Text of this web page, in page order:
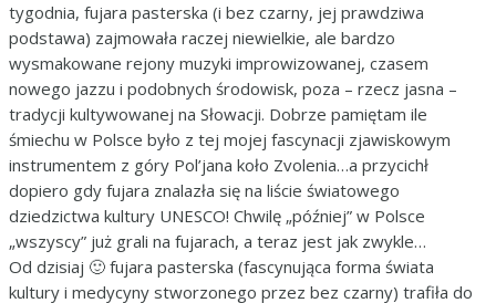
tygodnia, fujara pasterska (i bez czarny, jej prawdziwa
podstawa) zajmowała raczej niewielkie, ale bardzo
wysmakowane rejony muzyki improwizowanej, czasem
nowego jazzu i podobnych środowisk, poza – rzecz jasna –
tradycji kultywowanej na Słowacji. Dobrze pamiętam ile
śmiechu w Polsce było z tej mojej fascynacji zjawiskowym
instrumentem z góry Pol’jana koło Zvolenia…a przycichł
dopiero gdy fujara znalazła się na liście światowego
dziedzictwa kultury UNESCO! Chwilę „później” w Polsce
„wszyscy” już grali na fujarach, a teraz jest jak zwykle…
Od dzisiaj 🙂 fujara pasterska (fascynująca forma świata
kultury i medycyny stworzonego przez bez czarny) trafiła do